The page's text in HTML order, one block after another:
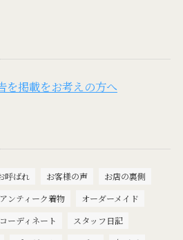
を掲載をお考えの方へ
呼ばれ お客様の声
お店の裏側
アンティーク着物
オーダーメイド
コーディネート
スタッフ日記